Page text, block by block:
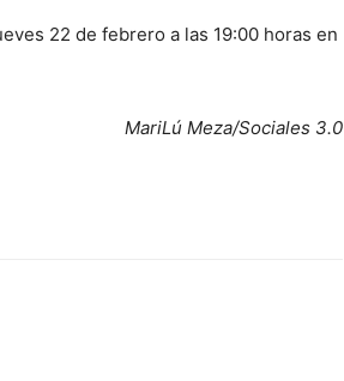
22 de febrero a las 19:00 horas en
MariLú Meza/Sociales 3.0